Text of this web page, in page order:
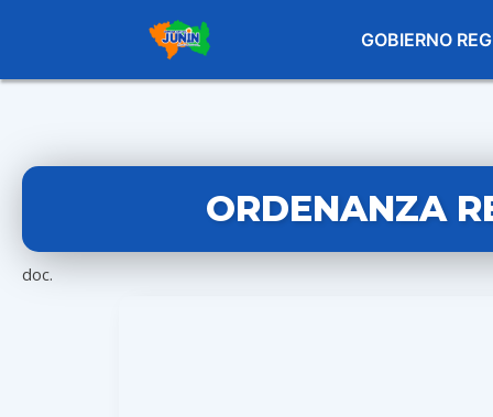
GOBIERNO
ORDENANZA
doc.